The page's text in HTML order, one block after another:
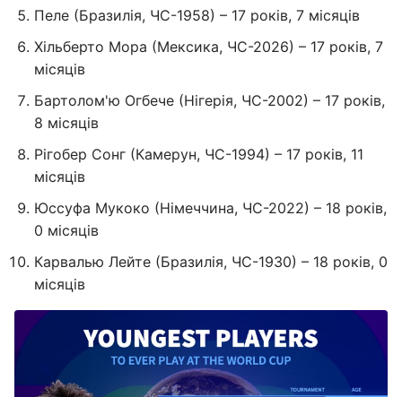
Пеле (Бразилія, ЧС-1958) – 17 років, 7 місяців
Хільберто Мора (Мексика, ЧС-2026) – 17 років, 7
місяців
Бартолом'ю Огбече (Нігерія, ЧС-2002) – 17 років,
8 місяців
Рігобер Сонг (Камерун, ЧС-1994) – 17 років, 11
місяців
Юссуфа Мукоко (Німеччина, ЧС-2022) – 18 років,
0 місяців
Карвалью Лейте (Бразилія, ЧС-1930) – 18 років, 0
місяців